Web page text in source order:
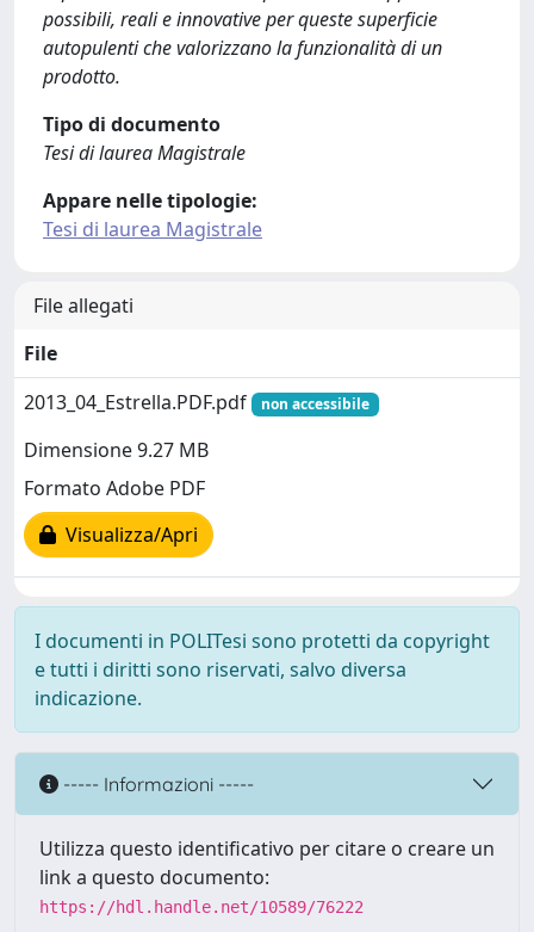
possibili, reali e innovative per queste superficie
autopulenti che valorizzano la funzionalità di un
prodotto.
Tipo di documento
Tesi di laurea Magistrale
Appare nelle tipologie:
Tesi di laurea Magistrale
File allegati
File
2013_04_Estrella.PDF.pdf
non accessibile
Dimensione 9.27 MB
Formato Adobe PDF
Visualizza/Apri
I documenti in POLITesi sono protetti da copyright
e tutti i diritti sono riservati, salvo diversa
indicazione.
----- Informazioni -----
Utilizza questo identificativo per citare o creare un
link a questo documento:
https://hdl.handle.net/10589/76222